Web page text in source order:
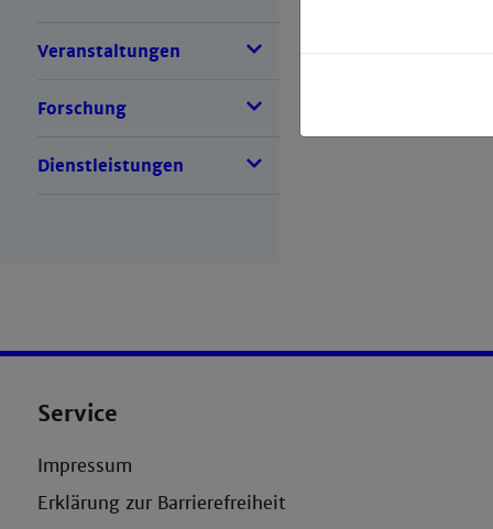
Veranstaltungen
Forschung
Dienstleistungen
Service
Impressum
Erklärung zur Barrierefreiheit